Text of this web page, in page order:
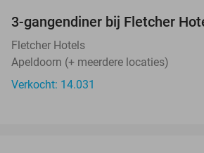
3-gangendiner bij Fletcher
Fletcher Hotels
Apeldoorn (+ meerdere locaties)
Verkocht: 14.031